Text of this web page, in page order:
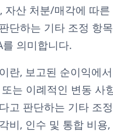
자산 처분/매각에 따
단하는 기타 조정 항
를 의미합니다.
란, 보고된 순이익에
는 이례적인 변동 사
고 판단하는 기타 조
비, 인수 및 통합 비용